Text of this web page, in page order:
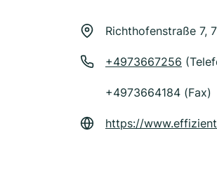
Richthofenstraße 7,
+4973667256
+4973664184 (Fax)
https://